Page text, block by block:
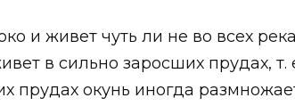
и живет чуть ли не во всех
в сильно заросших прудах, т.
прудах окунь иногда